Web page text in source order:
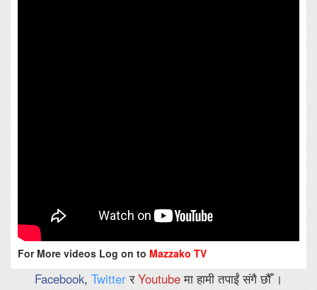
For More videos Log on to Mazzako TV
Facebook, TwitterरYoutubeमा हामी तपाईं संगै छौँ ।